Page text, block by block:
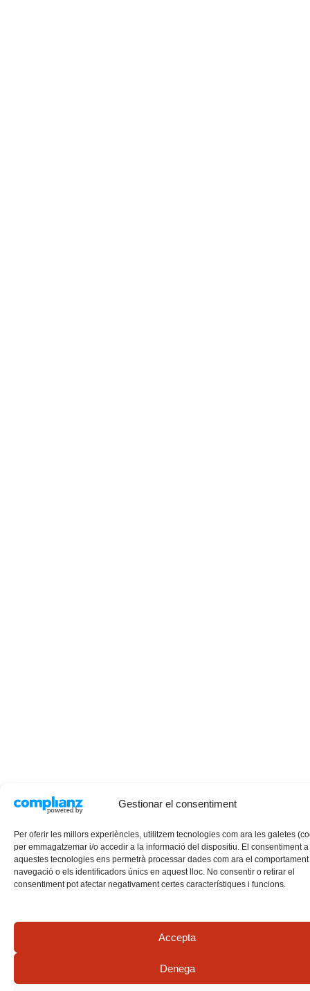
Gestionar el consentiment
Per oferir les millors experiències, utilitzem tecnologies com ara les galetes
per emmagatzemar i/o accedir a la informació del dispositiu. El consentiment a
aquestes tecnologies ens permetrà processar dades com ara el
navegació o els identificadors únics en aquest lloc. No consentir o retirar el
consentiment pot afectar negativament certes característiques i funcions.
Accepta
Denega